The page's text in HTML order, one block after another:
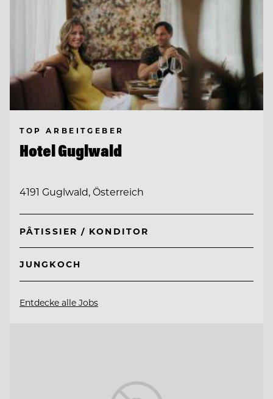
TOP ARBEITGEBER
Hotel Guglwald
4191 Guglwald, Österreich
PÂTISSIER / KONDITOR
JUNGKOCH
Entdecke alle Jobs